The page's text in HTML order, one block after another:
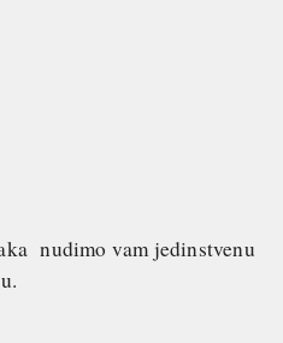
nudimo vam jedinstvenu